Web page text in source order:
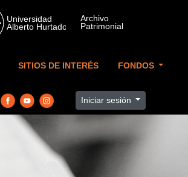
SITIOS DE INTERÉS FONDOS
Iniciar sesión